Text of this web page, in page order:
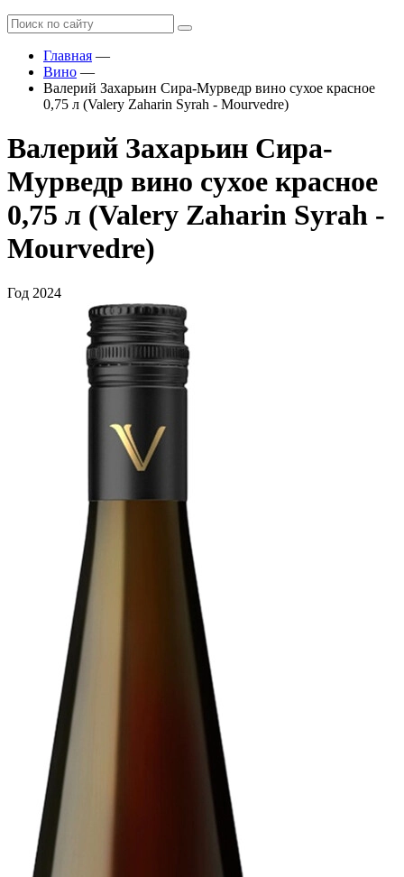
Главная —
Вино —
Валерий Захарьин Сира-Мурведр вино сухое красное
0,75 л (Valery Zaharin Syrah - Mourvedre)
Валерий Захарьин Сира-
Мурведр вино сухое красное
0,75 л (Valery Zaharin Syrah -
Mourvedre)
Год 2024